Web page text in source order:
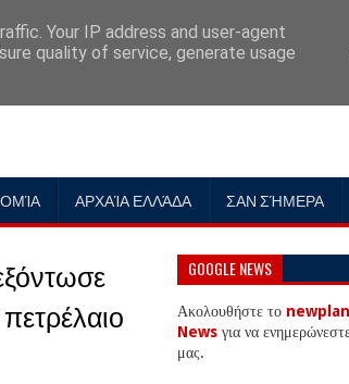
ΑΡΧΑΊΑ ΕΛΛΆΔΑ ΣΑΝ ΣΉΜΕΡΑ
GOOGLE NEWS
Ακολουθήστε το
News για να
μας.
Your IP address and user-agent
quality of service, generate usage